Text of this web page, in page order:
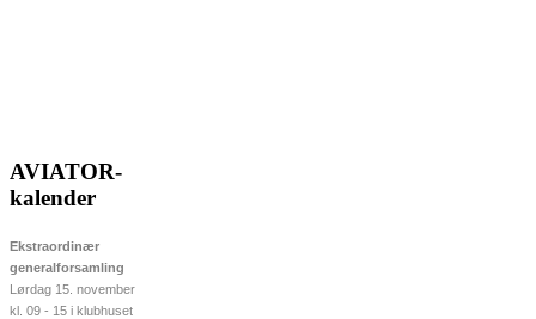
AVIATOR-
kalender
Ekstraordinær
generalforsamling
Lørdag 15. november
kl. 09 - 15 i klubhuset